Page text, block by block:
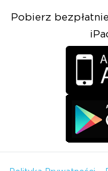
Pobierz